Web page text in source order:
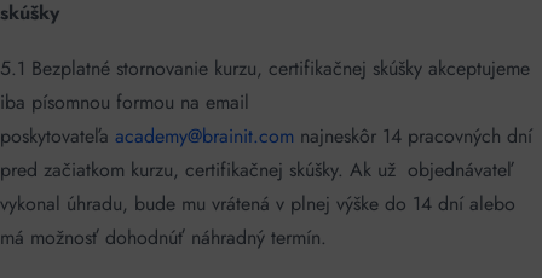
skúšky
5.1 Bezplatné stornovanie kurzu, certifikačnej skúšky akceptujeme
iba písomnou formou na email
poskytovateľa academy@brainit.com najneskôr 14 pracovných dní
pred začiatkom kurzu, certifikačnej skúšky. Ak už objednávateľ
vykonal úhradu, bude mu vrátená v plnej výške do 14 dní alebo
má možnosť dohodnúť náhradný termín.